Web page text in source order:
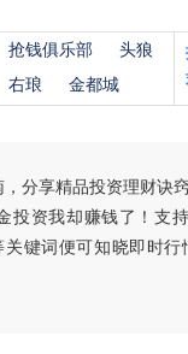
抢钱俱乐部
头狼
右琅 金都城
分享精品投资理财诀
投资我却赚钱了！支
关键词便可知晓即时